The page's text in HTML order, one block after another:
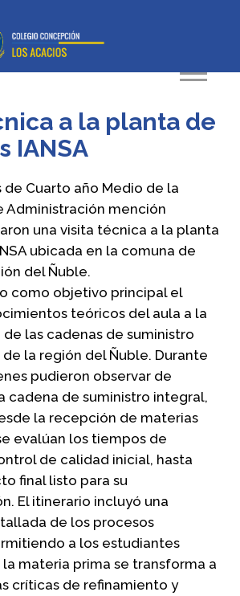
a la planta de
IANSA
de Cuarto año Medio de la
Administración mención
una visita técnica a la planta
ubicada en la comuna de
del Ñuble.
como objetivo principal el
teóricos del aula a la
las cadenas de suministro
la región del Ñuble. Durante
pudieron observar de
cadena de suministro integral,
la recepción de materias
evalúan los tiempos de
de calidad inicial, hasta
final listo para su
El itinerario incluyó una
de los procesos
a los estudiantes
materia prima se transforma a
críticas de refinamiento y